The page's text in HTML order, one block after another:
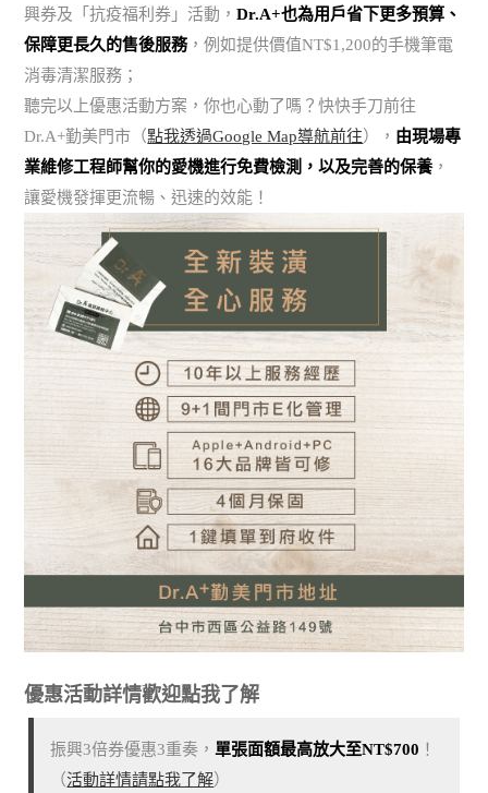
興券及「抗疫福利券」活動，Dr.A+也為用戶省下更多預算、
保障更長久的售後服務，例如提供價值NT$1,200的手機筆電
消毒清潔服務；
聽完以上優惠活動方案，你也心動了嗎？快快手刀前往
Dr.A+勤美門市（點我透過Google Map導航前往）， 由現場專
業維修工程師幫你的愛機進行免費檢測，以及完善的保養 ，
讓愛機發揮更流暢、迅速的效能！
優惠活動詳情歡迎點我了解
振興3倍券優惠3重奏，單張面額最高放大至NT$700 ！
（活動詳情請點我了解）